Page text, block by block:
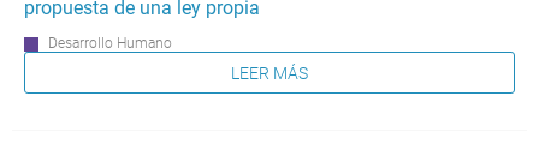
propuesta de una ley propia
Desarrollo Humano
LEER MÁS